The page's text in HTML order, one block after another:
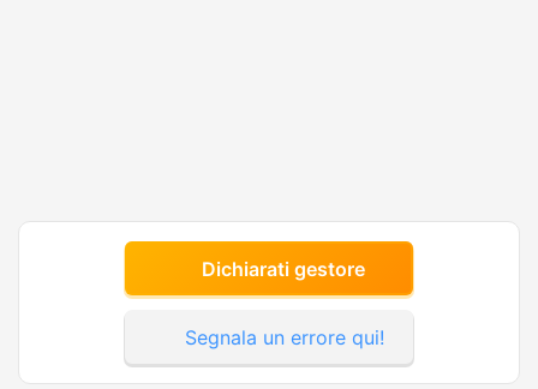
Dichiarati gestore
Segnala un errore qui!